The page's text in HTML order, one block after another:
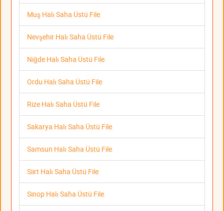
Muş Halı Saha Üstü File
Nevşehir Halı Saha Üstü File
Niğde Halı Saha Üstü File
Ordu Halı Saha Üstü File
Rize Halı Saha Üstü File
Sakarya Halı Saha Üstü File
Samsun Halı Saha Üstü File
Siirt Halı Saha Üstü File
Sinop Halı Saha Üstü File